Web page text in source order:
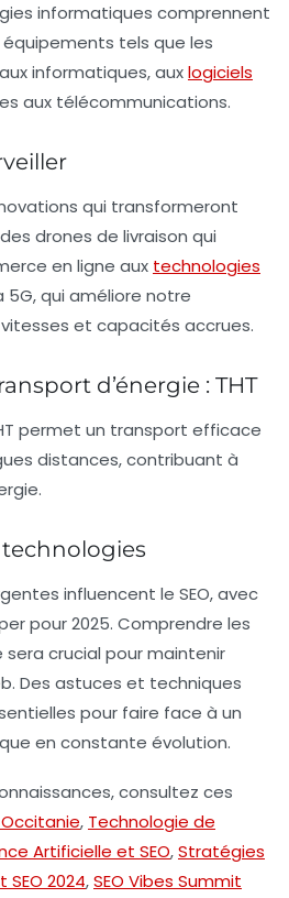
informatiques comprennent
tels que les
informatiques, auxlogiciels
aux télécommunications.
qui transformeront
drones de livraison qui
en ligne aux technologies
5G, qui améliore notre
et capacités accrues.
d’énergie : THT
permet un transport efficace
distances, contribuant à
technologies
influencent le SEO, avec
pour 2025. Comprendre les
sera crucial pour maintenir
Des astuces et techniques
pour faire face à un
en constante évolution.
consultez ces
Occitanie, Technologie de
Artificielle et SEO,Stratégies
SEO 2024,SEO Vibes Summit